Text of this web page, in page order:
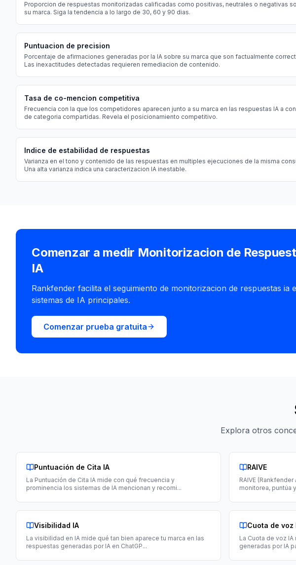
Proporcion de respuestas monitorizadas calificadas como positivas, neutrales o negativas
su marca. Siga la tendencia a lo largo de 30, 60 y 90 dias.
Puntuacion de precision
Porcentaje de afirmaciones generadas por la IA sobre su marca que son factualmente
Las inexactitudes detectadas requieren remediacion de contenido.
Tasa de co-mencion competitiva
Frecuencia con la que los competidores aparecen junto a su marca en las respuestas IA a
de categoria compartidas. Revela el posicionamiento competitivo.
Indice de estabilidad de respuestas
Varianza en el tono y contenido de las respuestas en multiples ejecuciones de la misma
Una alta varianza indica una caracterizacion IA inestable.
Comenzar a medir Monitorizacion de
IA
Rankfender facilita el seguimiento de monitorizacion de respuestas ia
sistemas de IA principales.
Comenzar prueba gratuita
Explora otros
Puntuación de Cita IA
La Puntuación de Cita IA mide con qué frecuencia y
prominencia los sistemas de IA mencionan y recomi...
RAIVE
RAIVE
monitorea, puntúa
Visibilidad IA
La visibilidad en IA mide qué tan bien aparece tu marca en las
respuestas generadas por IA en ChatGP...
Cuota de voz
La Cuota de voz
generadas por IA